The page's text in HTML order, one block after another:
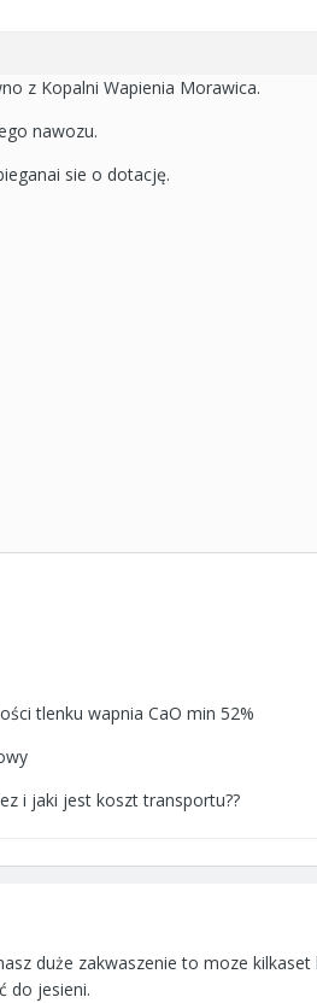
z Kopalni Wapienia Morawica.
nawozu.
sie o dotację.
tlenku wapnia CaO min 52%
i jaki jest koszt transportu??
duże zakwaszenie to moze
do jesieni.